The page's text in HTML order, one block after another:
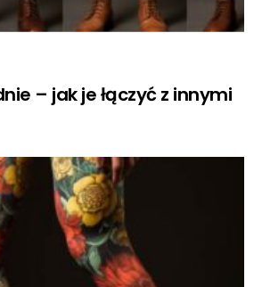
– jak je łączyć z innymi